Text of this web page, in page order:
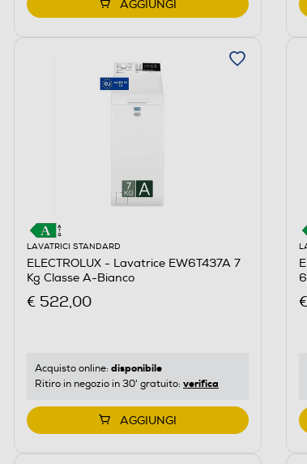
AGGIUNGI
LAVATRICI STANDARD
ELECTROLUX - Lavatrice EW6T437A 7
Kg Classe A-Bianco
€ 522,00
Acquisto online: disponibile
Ritiro in negozio in 30' gratuito: verifica
AGGIUNGI